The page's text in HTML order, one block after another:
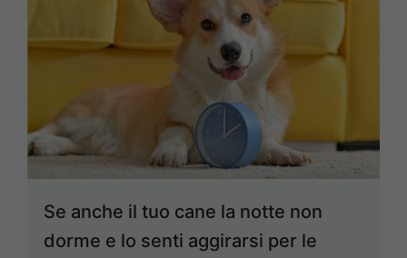
Se anche il tuo cane la notte non
dorme e lo senti aggirarsi per le